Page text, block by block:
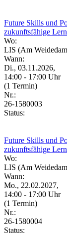
Future Skills und
zukunftsfähige
Wo:
LIS (Am
Wann:
Di., 03.11.2026,
14:00 - 17:00 Uhr
(1 Termin)
Nr.:
26-1580003
Status:
Future Skills und
zukunftsfähige
Wo:
LIS (Am
Wann:
Mo., 22.02.2027,
14:00 - 17:00 Uhr
(1 Termin)
Nr.:
26-1580004
Status: